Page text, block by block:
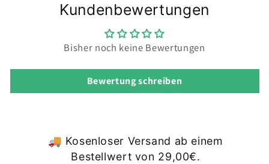
r
Kundenbewertungen
Bisher noch keine Bewertungen
Bewertung schreiben
🚚 Kosenloser Versand ab einem
Bestellwert von 29,00€.